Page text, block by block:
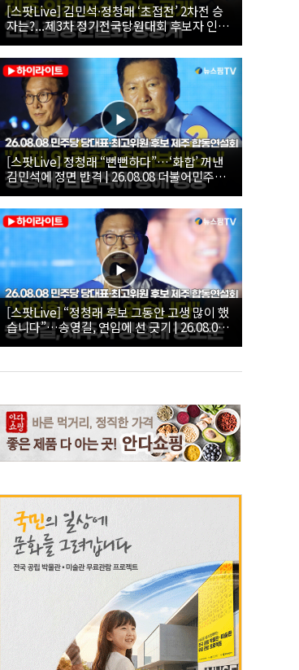
[스팟Live] 김민석·정청래 ‘초접전’ 2차전 승
자는?...제3차 정기전국당원대회 후보자 인천
합동연설회 생중계 | 26.08.08
[스팟Live] 정청래 “뻔뻔하다”…‘화합’ 꺼낸
김민석에 정면 반격 | 26.08.08 더불어민주당
당대표·최고위원 후보 제주 합동연설회
[스팟Live] “정청래 후보 그동안 고생 많이 했
습니다”…송영길, 연임에 선 긋기 | 26.08.08
더불어민주당 당대표·최고위원 후보 제주 합